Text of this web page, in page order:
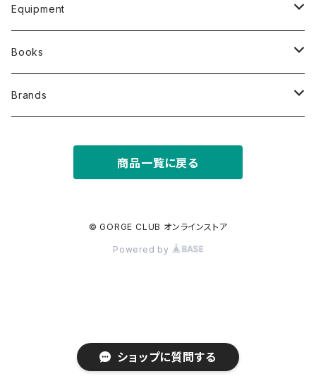
ショップに質問する
Equipment
Wetsuits and clothing
Backpscks
Harnesses & Accessories
Climbing & Sawanobori
Books
オリジナル写真集
Brands
商品一覧に戻る
© GORGE CLUB オンラインストア
Powered by